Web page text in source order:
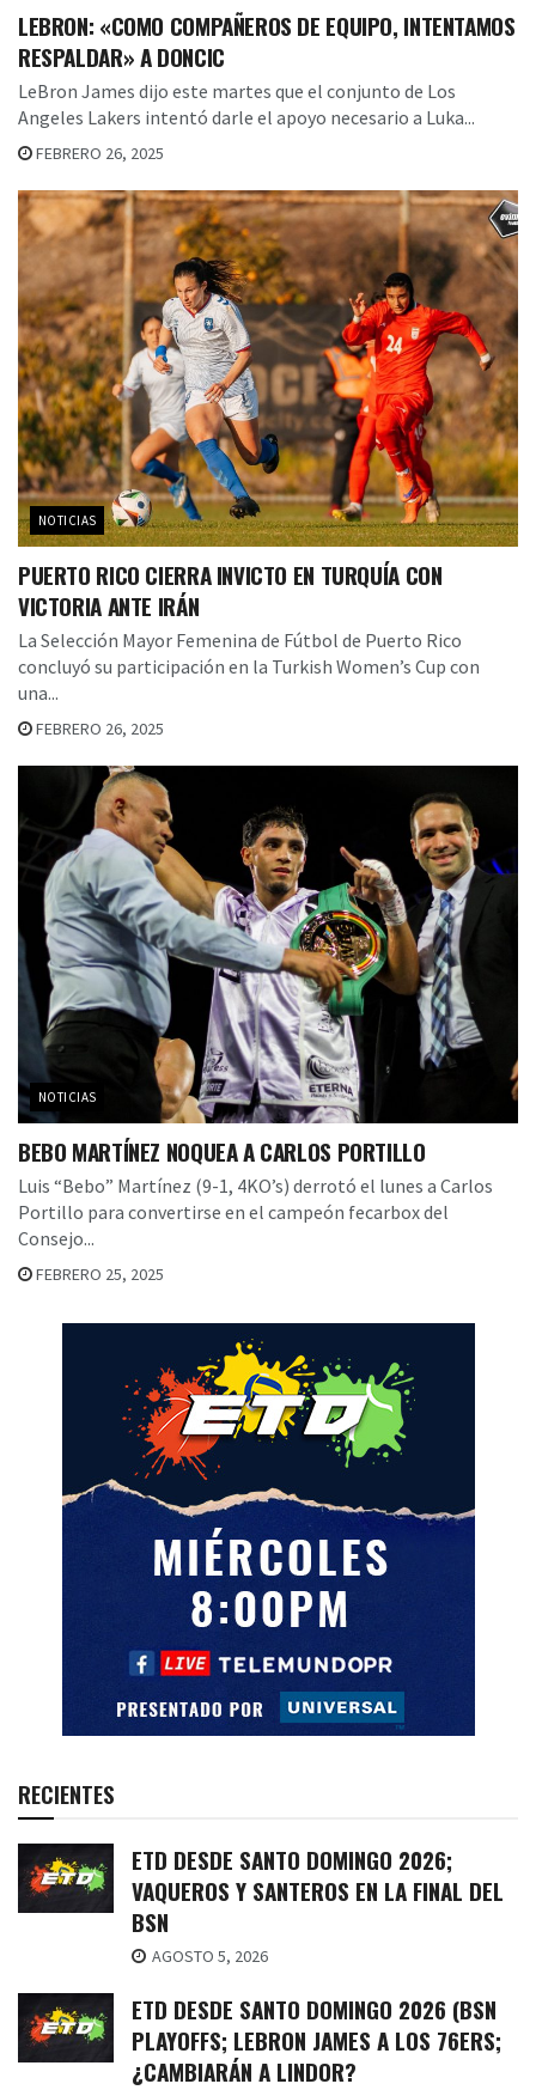
LEBRON: «COMO COMPAÑEROS DE EQUIPO, INTENTAMOS
RESPALDAR» A DONCIC
LeBron James dijo este martes que el conjunto de Los
Angeles Lakers intentó darle el apoyo necesario a Luka...
FEBRERO 26, 2025
NOTICIAS
PUERTO RICO CIERRA INVICTO EN TURQUÍA CON
VICTORIA ANTE IRÁN
La Selección Mayor Femenina de Fútbol de Puerto Rico
concluyó su participación en la Turkish Women’s Cup con
una...
FEBRERO 26, 2025
NOTICIAS
BEBO MARTÍNEZ NOQUEA A CARLOS PORTILLO
Luis “Bebo” Martínez (9-1, 4KO’s) derrotó el lunes a Carlos
Portillo para convertirse en el campeón fecarbox del
Consejo...
FEBRERO 25, 2025
RECIENTES
ETD DESDE SANTO DOMINGO 2026;
VAQUEROS Y SANTEROS EN LA FINAL DEL
BSN
AGOSTO 5, 2026
ETD DESDE SANTO DOMINGO 2026 (BSN
PLAYOFFS; LEBRON JAMES A LOS 76ERS;
¿CAMBIARÁN A LINDOR?